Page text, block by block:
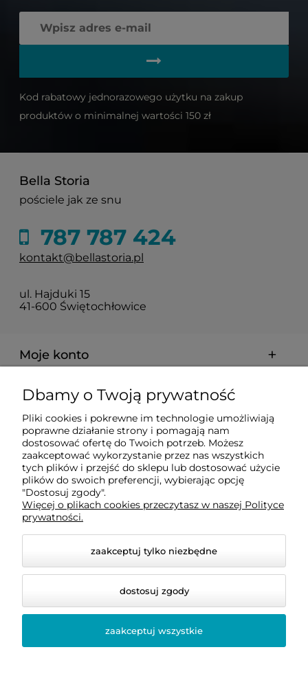
Kod rabatowy jednorazowego użytku na zakup
produktów o minimalnej wartości 150 zł
Bella Storia
pościele jak ze snu
787 787 424
kontakt@bellastoria.pl
ul. Hajduki 15
41-600 Świętochłowice
Moje konto
Dostawa i płatności
O firmie
Obsługiwane metody płatności elektronicznych
© 2026 bellastoria.pl. Wszelkie prawa zastrzeżone.
Dbamy o Twoją prywatność
Pliki cookies i pokrewne im technologie umożliwiają
poprawne działanie strony i pomagają nam
dostosować ofertę do Twoich potrzeb. Możesz
zaakceptować wykorzystanie przez nas wszystkich
tych plików i przejść do sklepu lub dostosować użycie
plików do swoich preferencji, wybierając opcję
"Dostosuj zgody".
Więcej o plikach cookies przeczytasz w naszej Polityce
prywatności.
zaakceptuj tylko niezbędne
dostosuj zgody
zaakceptuj wszystkie